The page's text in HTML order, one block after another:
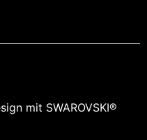
mit SWAROVSKI®